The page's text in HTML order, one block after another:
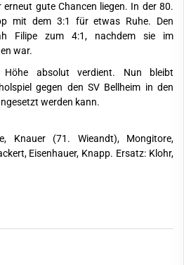
erneut gute Chancen liegen. In der 80.
mit dem 3:1 für etwas Ruhe. Den
Filipe zum 4:1, nachdem sie im
war.
absolut verdient. Nun bleibt
gegen den SV Bellheim in den
werden kann.
Knauer (71. Wieandt), Mongitore,
Eisenhauer, Knapp. Ersatz: Klohr,